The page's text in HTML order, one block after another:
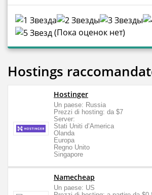
(Пока оценок нет)
Hostings
Hostinger
Un paese: Russia
Prezzi di hosting: da $7
Server:
Stati Uniti d’America
Olanda
Europa
Regno Unito
Singapore
Namecheap
Un paese: US